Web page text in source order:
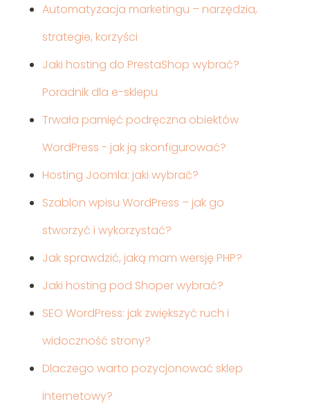
Automatyzacja marketingu – narzędzia,
strategie, korzyści
Jaki hosting do PrestaShop wybrać?
Poradnik dla e-sklepu
Trwała pamięć podręczna obiektów
WordPress - jak ją skonfigurować?
Hosting Joomla: jaki wybrać?
Szablon wpisu WordPress – jak go
stworzyć i wykorzystać?
Jak sprawdzić, jaką mam wersję PHP?
Jaki hosting pod Shoper wybrać?
SEO WordPress: jak zwiększyć ruch i
widoczność strony?
Dlaczego warto pozycjonować sklep
internetowy?